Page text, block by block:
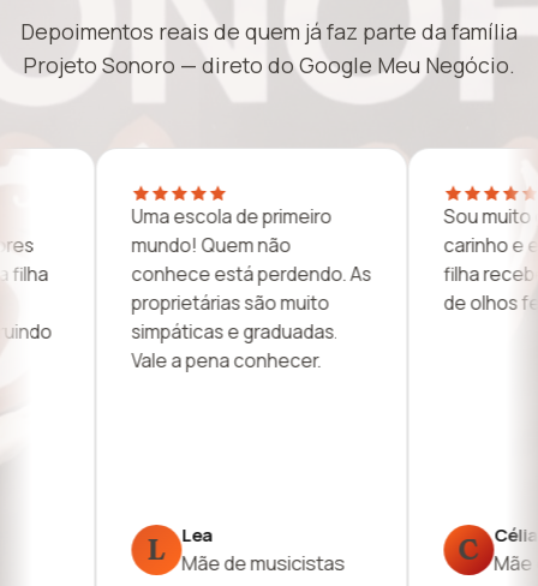
Depoimentos reais de quem já faz parte da família
Projeto Sonoro — direto do Google Meu Negócio.
As
Sou muito grata por todo o
carinho e ensino que minha
filha recebe. Recomendo
de olhos fechados!
C Célia
Mãe de aluna
Só tive
na
muito
S Silvia